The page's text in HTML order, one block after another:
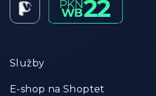
Služby
E-shop na Shoptet